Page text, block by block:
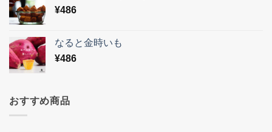
¥486
なると金時いも
¥486
おすすめ商品